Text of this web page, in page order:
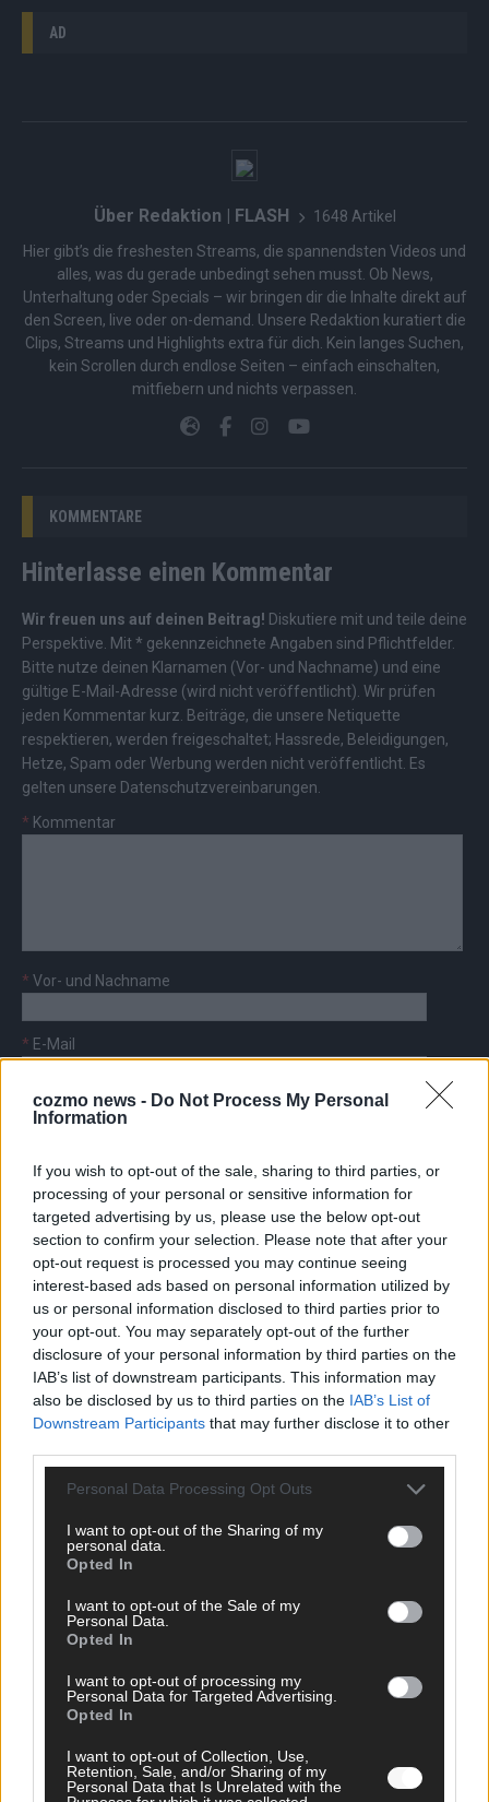
cozmo news - Do Not Process My Personal
Information
If you wish to opt-out of the sale, sharing to third parties, or
processing of your personal or sensitive information for
targeted advertising by us, please use the below opt-out
section to confirm your selection. Please note that after your
opt-out request is processed you may continue seeing
interest-based ads based on personal information utilized by
us or personal information disclosed to third parties prior to
your opt-out. You may separately opt-out of the further
disclosure of your personal information by third parties on the
IAB’s list of downstream participants. This information may
also be disclosed by us to third parties on the IAB’s List of
Downstream Participants that may further disclose it to other
Personal Data Processing Opt Outs
I want to opt-out of the Sharing of my
personal data.
Opted In
I want to opt-out of the Sale of my
Personal Data.
Opted In
I want to opt-out of processing my
Personal Data for Targeted Advertising.
Opted In
I want to opt-out of Collection, Use,
Retention, Sale, and/or Sharing of my
Personal Data that Is Unrelated with the
AD
Über Redaktion | FLASH 1648 Artikel
Hier gibt’s die freshesten Streams, die spannendsten Videos und
alles, was du gerade unbedingt sehen musst. Ob News,
Unterhaltung oder Specials – wir bringen dir die Inhalte direkt auf
den Screen, live oder on-demand. Unsere Redaktion kuratiert die
Clips, Streams und Highlights extra für dich. Kein langes Suchen,
kein Scrollen durch endlose Seiten – einfach einschalten,
mitfiebern und nichts verpassen.
KOMMENTARE
Hinterlasse einen Kommentar
Wir freuen uns auf deinen Beitrag! Diskutiere mit und teile deine
Perspektive. Mit * gekennzeichnete Angaben sind Pflichtfelder.
Bitte nutze deinen Klarnamen (Vor- und Nachname) und eine
gültige E-Mail-Adresse (wird nicht veröffentlicht). Wir prüfen
jeden Kommentar kurz. Beiträge, die unsere Netiquette
respektieren, werden freigeschaltet; Hassrede, Beleidigungen,
Hetze, Spam oder Werbung werden nicht veröffentlicht. Es
gelten unsere Datenschutzvereinbarungen
* Kommentar
* Vor- und Nachname
* E-Mail
AD
FOLGE UNS BEI FACEBOOK
Mehr Schein als Sein – der frappierende
kennen – und überrascht mit einer besonderen
Challenge!
The Voice of Germany: Magischer Moment: Kathrin
German mit ihrer eigenen Ballade „Another Forever“
Diese Lebensmittel können Pickel vorbeugen